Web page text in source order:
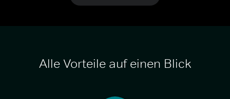
Alle Vorteile auf einen Blick